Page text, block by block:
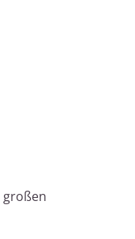
großen